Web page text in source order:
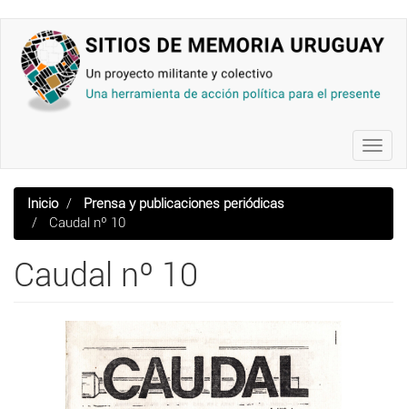
contenido
principal
Inicio
Prensa y publicaciones periódicas
Caudal nº 10
Caudal nº 10